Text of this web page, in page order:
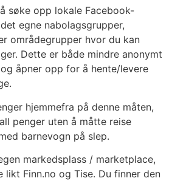
søke opp lokale Facebook-
egne nabolagsgrupper,
områdegrupper hvor du kan
Dette er både mindre anonymt
åpner opp for å hente/levere
hjemmefra på denne måten,
penger uten å måtte reise
barnevogn på slep.
markedsplass / marketplace,
likt Finn.no og Tise. Du finner den